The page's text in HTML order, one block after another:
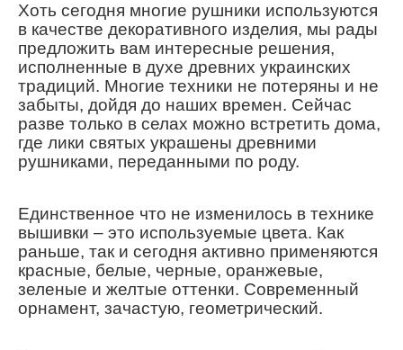
Хоть сегодня многие рушники используются
в качестве декоративного изделия, мы рады
предложить вам интересные решения,
исполненные в духе древних украинских
традиций. Многие техники не потеряны и не
забыты, дойдя до наших времен. Сейчас
разве только в селах можно встретить дома,
где лики святых украшены древними
рушниками, переданными по роду.
Единственное что не изменилось в технике
вышивки – это используемые цвета. Как
раньше, так и сегодня активно применяются
красные, белые, черные, оранжевые,
зеленые и желтые оттенки. Современный
орнамент, зачастую, геометрический.